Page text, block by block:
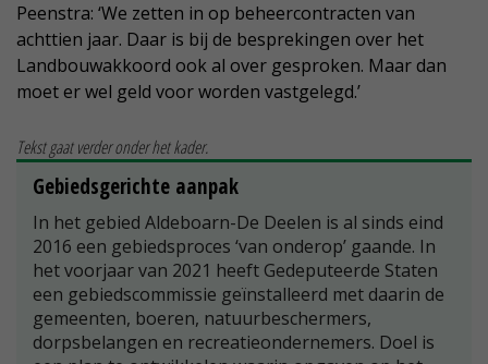
Peenstra: ‘We zetten in op beheercontracten van
achttien jaar. Daar is bij de besprekingen over het
Landbouwakkoord ook al over gesproken. Maar dan
moet er wel geld voor worden vastgelegd.’
Tekst gaat verder onder het kader.
Gebiedsgerichte aanpak
In het gebied Aldeboarn-De Deelen is al sinds eind
2016 een gebiedsproces ‘van onderop’ gaande. In
het voorjaar van 2021 heeft Gedeputeerde Staten
een gebiedscommissie geïnstalleerd met daarin de
gemeenten, boeren, natuurbeschermers,
dorpsbelangen en recreatieondernemers. Doel is